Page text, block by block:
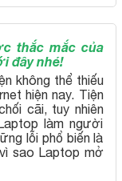
thắc mắc của
đây nhé!
không thể thiếu
hiện nay. Tiện
cãi, tuy nhiên
làm người
lỗi phổ biến là
sao Laptop mở